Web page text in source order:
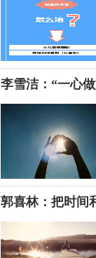
李雪洁：“一心
郭喜林：把时间